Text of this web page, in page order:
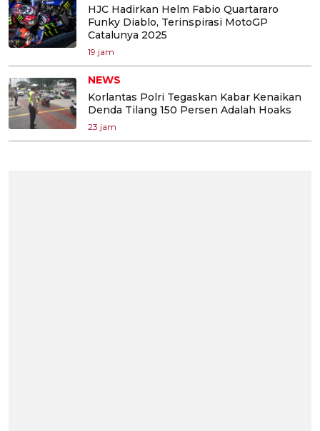
HJC Hadirkan Helm Fabio Quartararo
Funky Diablo, Terinspirasi MotoGP
Catalunya 2025
19 jam
NEWS
Korlantas Polri Tegaskan Kabar Kenaikan
Denda Tilang 150 Persen Adalah Hoaks
23 jam